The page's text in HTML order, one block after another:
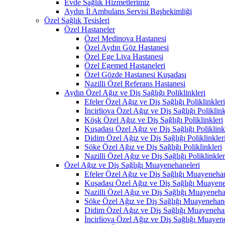
Evde Sağlık Hizmetlerimiz
Aydın İl Ambulans Servisi Başhekimliği
Özel Sağlık Tesisleri
Özel Hastaneler
Özel Medinova Hastanesi
Özel Aydın Göz Hastanesi
Özel Ege Liva Hastanesi
Özel Egemed Hastaneleri
Özel Gözde Hastanesi Kuşadası
Nazilli Özel Referans Hastanesi
Aydın Özel Ağız ve Diş Sağlığı Poliklinkleri
Efeler Özel Ağız ve Diş Sağlığı Poliklinkleri
İncirliova Özel Ağız ve Diş Sağlığı
Köşk Özel Ağız ve Diş Sağlığı Poliklinkleri
Kuşadası Özel Ağız ve Diş Sağlığı
Didim Özel Ağız ve Diş Sağlığı Poliklinkleri
Söke Özel Ağız ve Diş Sağlığı Poliklinkleri
Nazilli Özel Ağız ve Diş Sağlığı
Özel Ağız ve Diş Sağlığı Muayenehaneleri
Efeler Özel Ağız ve Diş Sağlığı
Kuşadası Özel Ağız ve Diş Sağlığı
Nazilli Özel Ağız ve Diş Sağlığı
Söke Özel Ağız ve Diş Sağlığı
Didim Özel Ağız ve Diş Sağlığı
İncirliova Özel Ağız ve Diş Sağlığı